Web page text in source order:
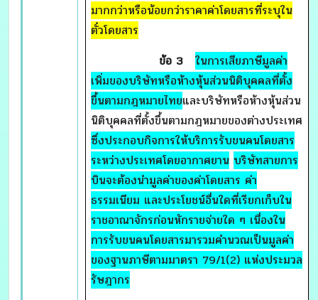
มากกว่าหรือน้อยกว่าราคาค่าโดยสารที่ระบุใน
ตั๋วโดยสาร
ข้อ 3
ในการเสียภาษีมูลค่า
เพิ่มของบริษัทหรือห้างหุ้นส่วนนิติบุคคลที่ตั้ง
ขึ้นตามกฎหมายไทยและบริษัทหรือห้างหุ้นส่วน
นิติบุคคลที่ตั้งขึ้นตามกฎหมายของต่างประเทศ
ซึ่งประกอบกิจการให้บริการรับขนคนโดยสาร
ระหว่างประเทศโดยอากาศยาน บริษัทสายการ
บินจะต้องนำมูลค่าของค่าโดยสาร ค่า
ธรรมเนียม และประโยชน์อื่นใดที่เรียกเก็บใน
ราชอาณาจักรก่อนหักรายจ่ายใด ๆ เนื่องใน
การรับขนคนโดยสารมารวมคำนวณเป็นมูลค่า
ของฐานภาษีตามมาตรา 79/1(2) แห่งประมวล
รัษฎากร